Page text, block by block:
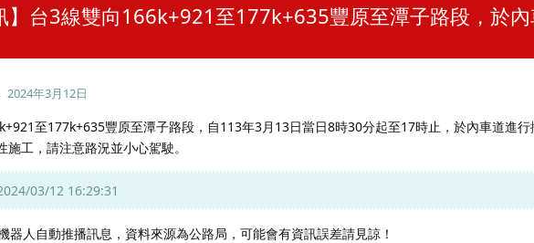
】台3線雙向166k+921至177k+635豐原至潭子路段，於
2024年3月12日
至177k+635豐原至潭子路段，自113年3月13日當日8時30分起至17時止，於內車道進
施工，請注意路況並小心駕駛。
03/12 16:29:31
器人自動推播訊息，資料來源為公路局，可能會有資訊誤差請見諒！